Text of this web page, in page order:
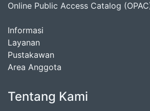
Online Public Access Catalog
Informasi
Layanan
Pustakawan
Area Anggota
Tentang Kami